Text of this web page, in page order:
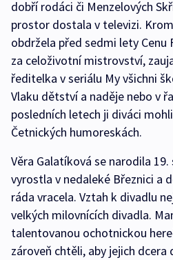
dobří rodáci či Menzelových
prostor dostala v televizi.
obdržela před sedmi lety Cenu
za celoživotní mistrovství,
ředitelka v seriálu My všichni
Vlaku dětství a naděje nebo v
posledních letech ji diváci
Četnických humoreskách.
Věra Galatíková se narodila 19.
vyrostla v nedaleké Březnici a
ráda vracela. Vztah k divadlu
velkých milovnících divadla.
talentovanou ochotnickou
zároveň chtěli, aby jejich dcera